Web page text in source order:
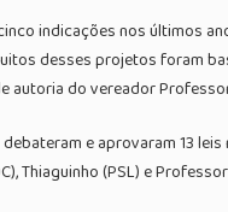
indicações nos últimos
desses projetos foram
autoria do vereador
e aprovaram 13
Thiaguinho (PSL) e